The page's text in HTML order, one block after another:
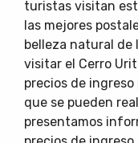
turistas visitan
las mejores
belleza natural de
visitar el Cerro
precios de
que se pueden
presentamos